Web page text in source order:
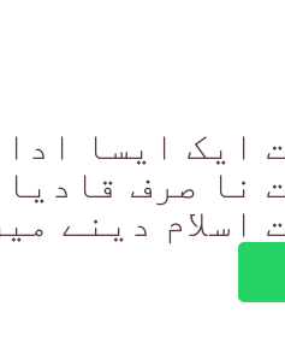
ایک ایسا
نا صرف
اسلام دینے